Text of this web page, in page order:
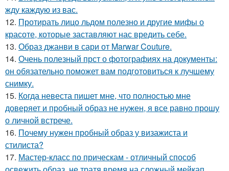
жду каждую из вас.
12. Протирать лицо льдом полезно и другие мифы о
красоте, которые заставляют нас вредить себе.
13. Образ джанви в сари от Marwar Couture.
14. Очень полезный прст о фотографиях на документы:
он обязательно поможет вам подготовиться к лучшему
снимку.
15. Когда невеста пишет мне, что полностью мне
доверяет и пробный образ не нужен, я все равно прошу
о личной встрече.
16. Почему нужен пробный образ у визажиста и
стилиста?
17. Мастер-класс по прическам - отличный способ